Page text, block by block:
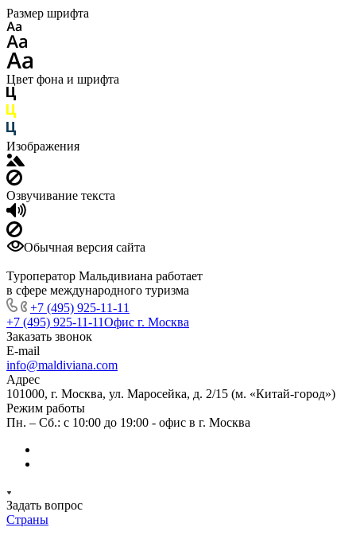
Размер шрифта
Цвет фона и шрифта
Изображения
Озвучивание текста
Обычная версия сайта
Туроператор Мальдивиана работает
в сфере международного туризма
+7 (495) 925-11-11
+7 (495) 925-11-11Офис г. Москва
Заказать звонок
E-mail
info@maldiviana.com
Адрес
101000, г. Москва, ул. Маросейка, д. 2/15 (м. «Китай-город»)
Режим работы
Пн. – Сб.: с 10:00 до 19:00 - офис в г. Москва
Задать вопрос
Страны